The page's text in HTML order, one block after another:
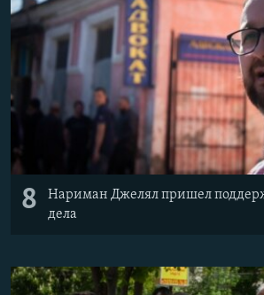
8
Нариман Джелял пришел
дела